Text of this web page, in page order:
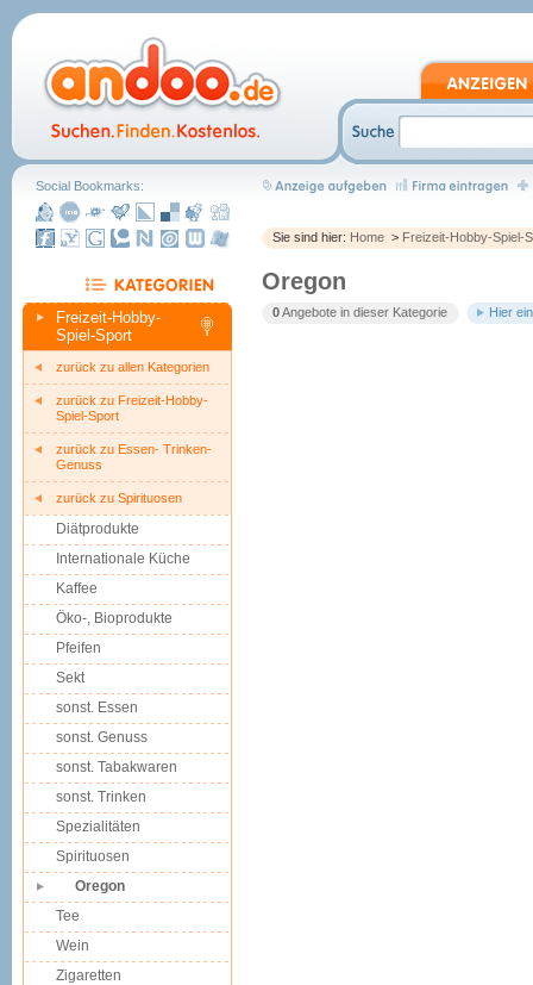
Sie sind hier: Home > Freizeit-Hobby-Spiel-
Oregon
0Angebote in dieser Kategorie Hier
Social Bookmarks:
Freizeit-Hobby-
Spiel-Sport
zurück zu allen Kategorien
zurück zu Freizeit-Hobby-
Spiel-Sport
zurück zu Essen- Trinken-
Genuss
zurück zu Spirituosen
Diätprodukte
Internationale Küche
Kaffee
Öko-, Bioprodukte
Pfeifen
Sekt
sonst. Essen
sonst. Genuss
sonst. Tabakwaren
sonst. Trinken
Spezialitäten
Spirituosen
Oregon
Tee
Wein
Zigaretten